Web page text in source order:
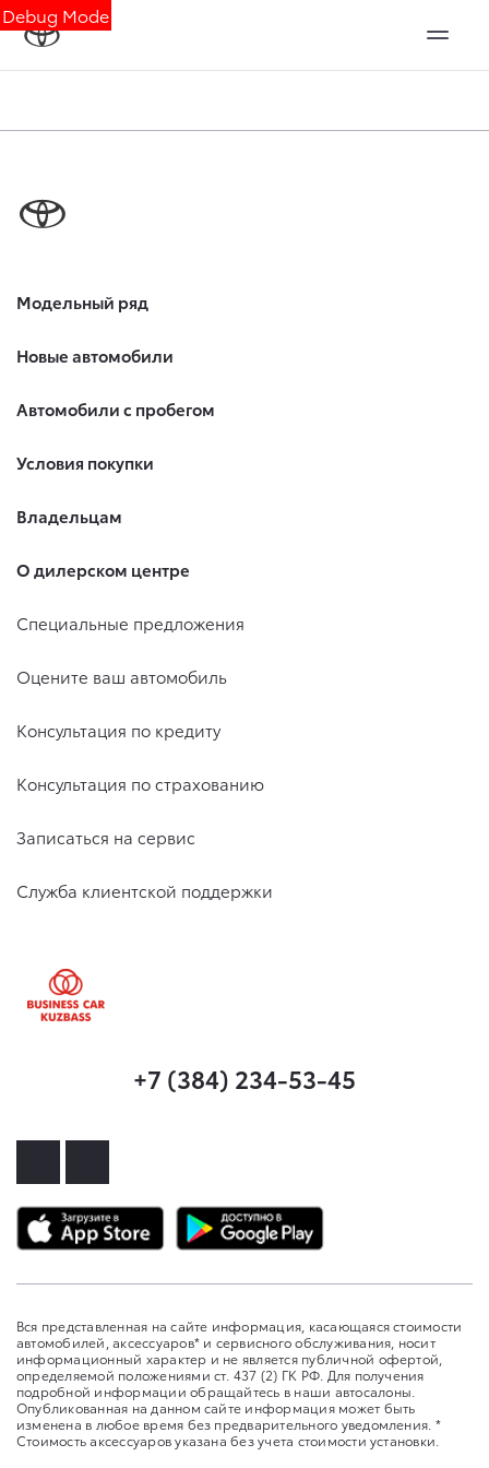
Debug Mode
Модельный ряд
Новые автомобили
Автомобили с пробегом
Условия покупки
Владельцам
О дилерском центре
Специальные предложения
Оцените ваш автомобиль
Консультация по кредиту
Консультация по страхованию
Записаться на сервис
Служба клиентской поддержки
+7 (384) 234-53-45
Вся представленная на сайте информация, касающаяся стоимости
автомобилей, аксессуаров* и сервисного обслуживания, носит
информационный характер и не является публичной офертой,
определяемой положениями ст. 437 (2) ГК РФ. Для получения
подробной информации обращайтесь в наши автосалоны.
Опубликованная на данном сайте информация может быть
изменена в любое время без предварительного уведомления. *
Стоимость аксессуаров указана без учета стоимости установки.